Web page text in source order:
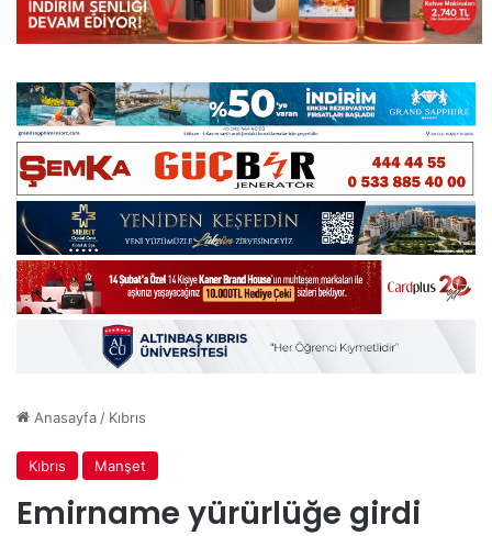
Anasayfa / Kıbrıs
Kıbrıs Manşet
Emirname yürürlüğe girdi